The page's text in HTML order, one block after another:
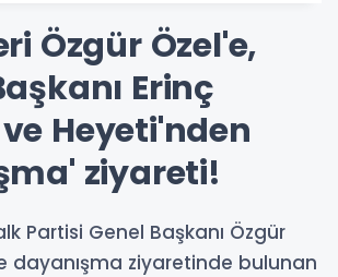
Özgür Özel'e,
Erinç
Heyeti'nden
ziyareti!
Partisi Genel Başkanı Özgür
dayanışma ziyaretinde bulunan